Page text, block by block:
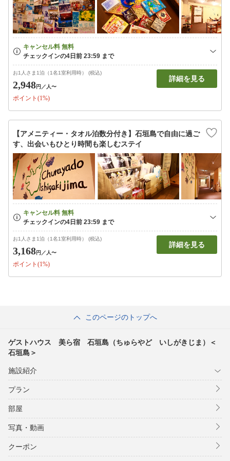
お1人さま1泊（1名1室利用時） (税込)
2,948円 ／人〜
ポイント(1%)
詳細を見る
【アメニティー・タオル泊数分付き】石垣島で自由に過ご
す、出会いもひとり時間も楽しむステイ
お1人さま1泊（1名1室利用時） (税込)
3,168円 ／人〜
ポイント(1%)
詳細を見る
このページのトップへ
ゲストハウス 美ら宿 石垣島（ちゅらやど いしがきじま）＜
石垣島＞
施設紹介
プラン
部屋
写真・動画
クーポン